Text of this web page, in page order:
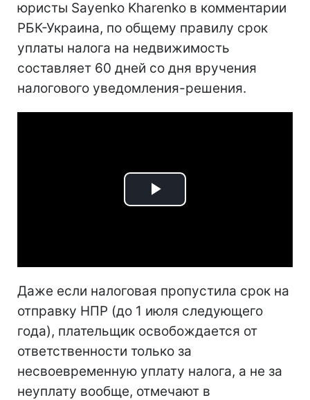
юристы Sayenko Kharenko в комментарии
РБК-Украина, по общему правилу срок
уплаты налога на недвижимость
составляет 60 дней со дня вручения
налогового уведомления-решения.
Play
Даже если налоговая пропустила срок на
отправку НПР (до 1 июля следующего
года), плательщик освобождается от
ответственности только за
несвоевременную уплату налога, а не за
неуплату вообще, отмечают в